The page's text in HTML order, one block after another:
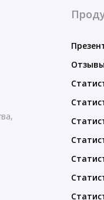
Отзывы